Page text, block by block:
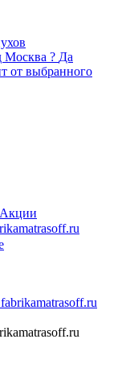
Москва ? Да
от выбранного
Акции